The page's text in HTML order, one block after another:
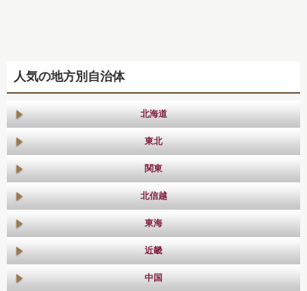
人気の地方別自治体
北海道
東北
関東
北信越
東海
近畿
中国